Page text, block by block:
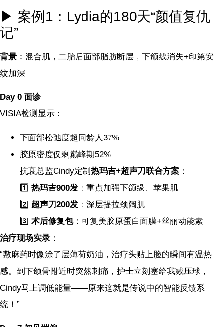
▶ 案例1：Lydia的180天“颜值复仇
记”
背景 ：混合肌，二胎后面部脂肪断层，下颌线消失+印第安
纹加深
Day 0 面诊
VISIA检测显示：
下面部松弛度超同龄人37%
胶原密度仅剩巅峰期52%
抗衰总监Cindy定制 热玛吉+超声刀联合方案 ：
1️⃣ 热玛吉900发 ：重点加强下颌缘、苹果肌
2️⃣ 超声刀200发 ：深层提拉颈阔肌
3️⃣ 术后修复包：可复美胶原蛋白面膜+丝丽动能素
治疗现场实录 ：
“敷麻药时像涂了层薄荷奶油，治疗头贴上脸的瞬间有温热
感。到下颌骨附近时突然刺痛，护士立刻塞给我减压球，
Cindy马上调低能量——原来这就是传说中的智能反馈系
统！”